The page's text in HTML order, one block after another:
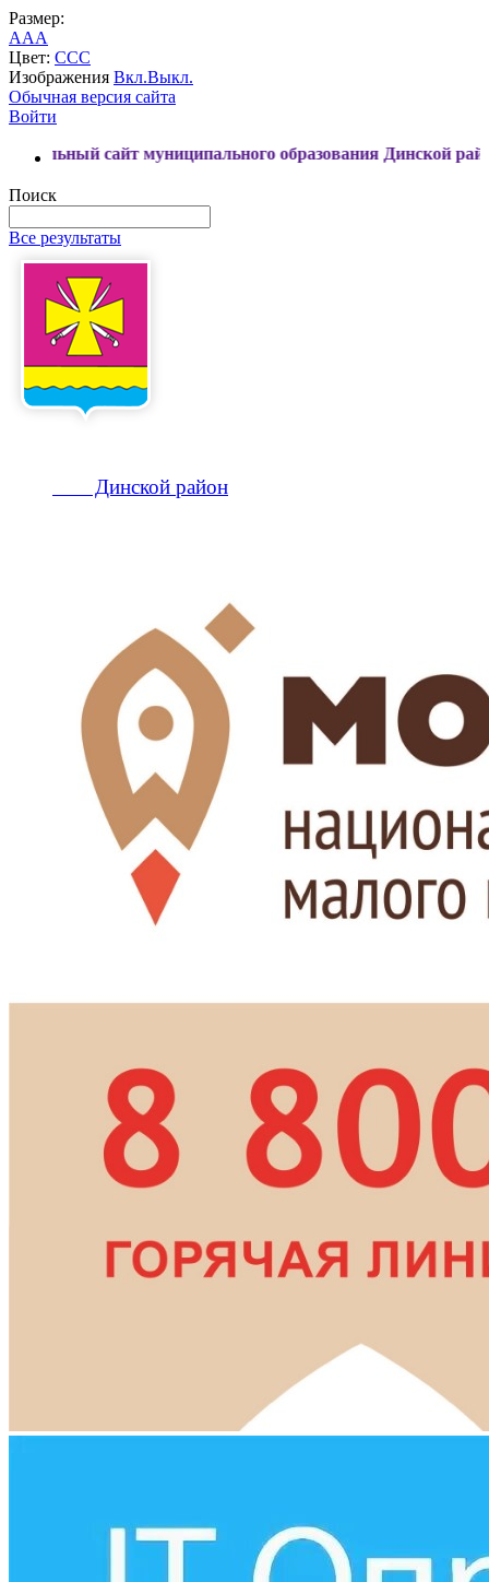
Размер:
AAA
Цвет: CCC
Изображения Вкл.Выкл.
Обычная версия сайта
Войти
муниципального образования Динской район
Поиск
Все результаты
Динской район